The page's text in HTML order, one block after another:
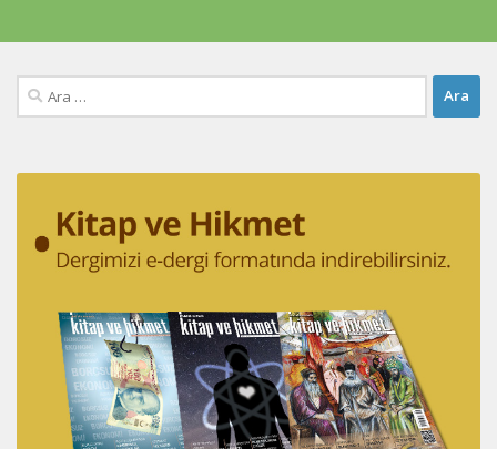
Arama: